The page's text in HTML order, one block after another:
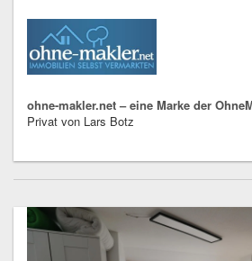
ohne-makler.net – eine Marke der
Privat von Lars Botz